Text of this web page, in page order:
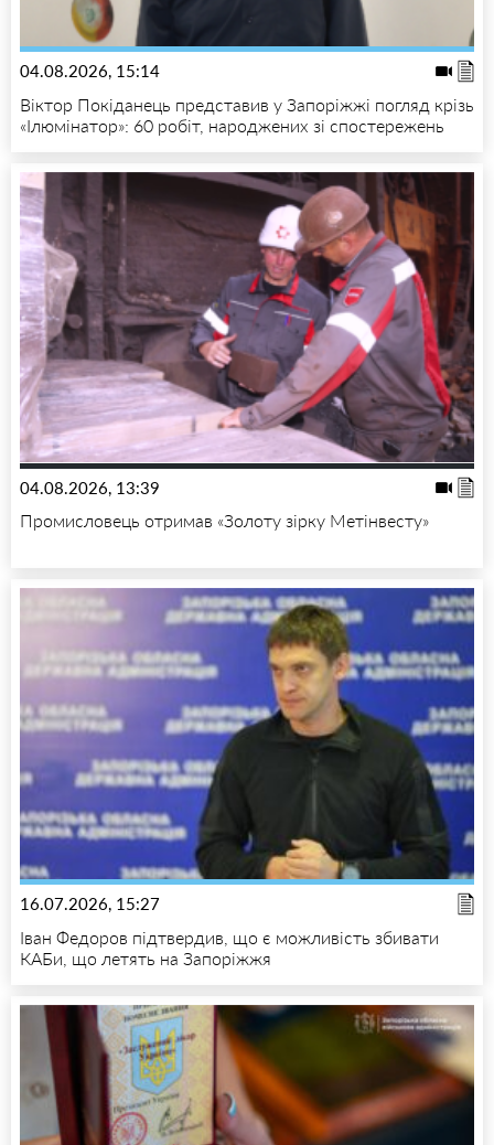
04.08.2026, 15:14
Віктор Покіданець представив у Запоріжжі погляд крізь
«Ілюмінатор»: 60 робіт, народжених зі спостережень
04.08.2026, 13:39
Промисловець отримав «Золоту зірку Метінвесту»
16.07.2026, 15:27
Іван Федоров підтвердив, що є можливість збивати
КАБи, що летять на Запоріжжя